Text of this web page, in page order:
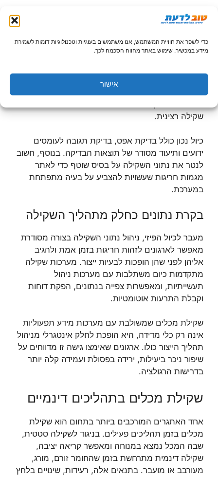
כדי לשפר את חוויית המשתמש, אנו משתמשים בעוגיות וטכנולוגיות דומות לשמירת
מידע במכשיר. שימוש באתר מהווה הסכמה לכך.
אישור
תחזוקה וכיול: המפתח לדיוק לאורך
אחד הגורמים הנפוצים ביותר לירידה בדיוק מערכות
שקילה רצינית.
כיול נכון כולל בדיקת אפס, בדיקת תגובה לעומסים
ידועים ותיעוד מסודר של תוצאות הבדיקה. בנוסף, חשוב
לנטר את נתוני השקילה על בסיס שוטף כדי לאתר
מגמות חריגות שעשויות להצביע על בעיה מתפתחת
במערכת.
בקרת נתונים כחלק מתהליך השקילה
מעבר לכיול הפיזי, ניהול נתוני השקילה בצורה מסודרת
מאפשר לארגונים לזהות חריגות בזמן אמת ולהגיב
אליהן לפני שהן הופכות לבעיות ייצור. מערכות שקילה
מתקדמות כיום משתלבות עם מערכות ניהול
תעשייתיות, ומאפשרות צפייה בנתונים, הפקת דוחות
וקבלת התרעות אוטומטיות.
שקילת מכלים שמשולבת עם מערכות מידע תפעוליות
אינה רק כלי מדידה, היא הופכת לחלק אינטגרלי מניהול
תהליך הייצור כולו. ארגונים שאימצו גישה זו מדווחים על
שיפור ניכר ביעילות, ירידה בפסולת ועמידה קלה יותר
בדרישות הרגולציה.
שקילת מכלים בתהליכים דינמיים
אחד האתגרים המורכבים ביותר בתחום הוא שקילת
מכלים בזמן תהליכים פעילים. בניגוד לשקילה סטטית,
שבה המכל נמצא במנוחה ומאפשר קריאה יציבה,
שקילה דינמית מתרחשת בזמן שהחומר זורם, מורג,
מעורבב או מועבר. בתנאים אלה, רעידות, שינויים בלחץ